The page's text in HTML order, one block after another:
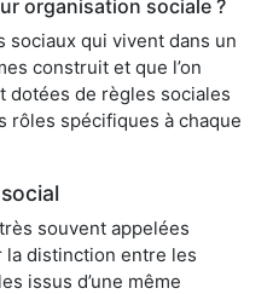
organisation sociale ?
sociaux qui vivent dans un
construit et que l’on
dotées de règles sociales
rôles spécifiques à chaque
souvent appelées
la distinction entre les
issus d’une même